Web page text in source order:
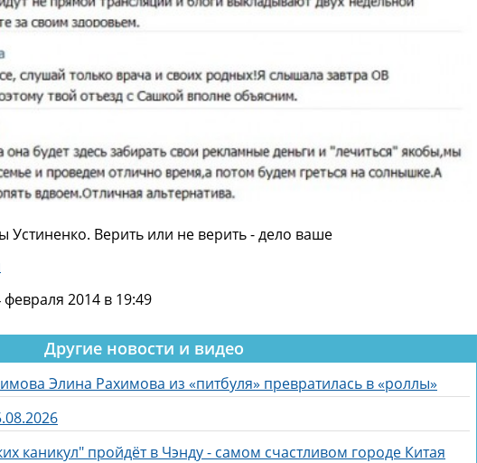
Устиненко. Верить или не верить - дело ваше
февраля 2014 в 19:49
Другие новости и видео
Элина Рахимова из «питбуля» превратилась в «роллы»
каникул" пройдёт в Чэнду - самом счастливом городе Китая